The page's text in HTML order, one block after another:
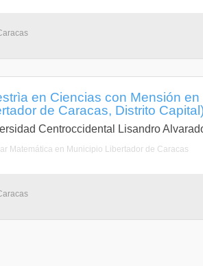
en Ciencias con Mensión
de Caracas, Distrito Capital)
Centroccidental Lisandro
Matemática en Municipio Libertador de Caracas